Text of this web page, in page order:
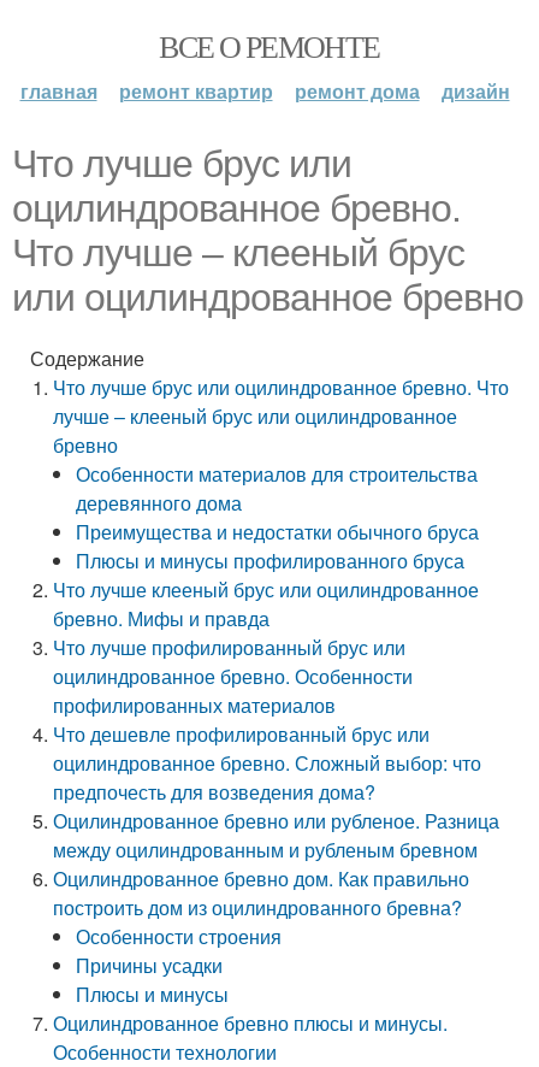
ВСЕ О РЕМОНТЕ
главная ремонт квартир ремонт дома дизайн
Что лучше брус или
оцилиндрованное бревно.
Что лучше – клееный брус
или оцилиндрованное бревно
Содержание
Что лучше брус или оцилиндрованное бревно. Что
лучше – клееный брус или оцилиндрованное
бревно
Особенности материалов для строительства
деревянного дома
Преимущества и недостатки обычного бруса
Плюсы и минусы профилированного бруса
Что лучше клееный брус или оцилиндрованное
бревно. Мифы и правда
Что лучше профилированный брус или
оцилиндрованное бревно. Особенности
профилированных материалов
Что дешевле профилированный брус или
оцилиндрованное бревно. Сложный выбор: что
предпочесть для возведения дома?
Оцилиндрованное бревно или рубленое. Разница
между оцилиндрованным и рубленым бревном
Оцилиндрованное бревно дом. Как правильно
построить дом из оцилиндрованного бревна?
Особенности строения
Причины усадки
Плюсы и минусы
Оцилиндрованное бревно плюсы и минусы.
Особенности технологии